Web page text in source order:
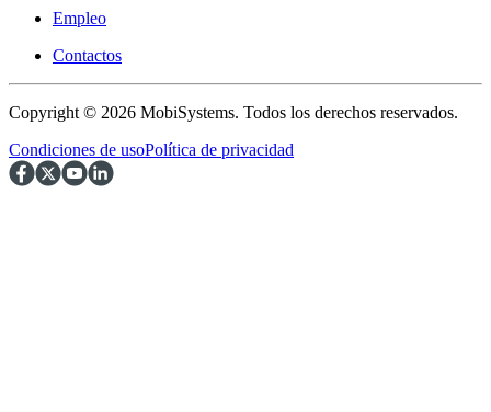
Empleo
Contactos
Copyright © 2026 MobiSystems. Todos los derechos reservados.
Condiciones de usoPolítica de privacidad